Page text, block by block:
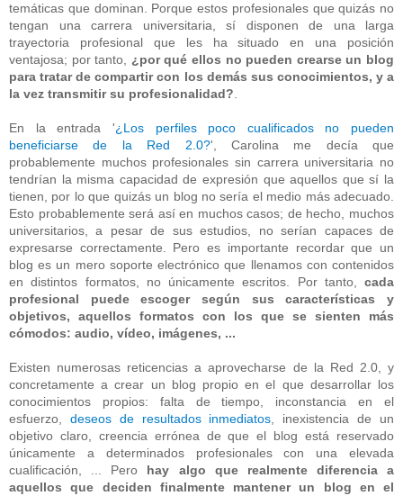
temáticas que dominan. Porque estos profesionales que quizás no
tengan una carrera universitaria, sí disponen de una larga
trayectoria profesional que les ha situado en una posición
ventajosa; por tanto, ¿por qué ellos no pueden crearse un blog
para tratar de compartir con los demás sus conocimientos, y a
la vez transmitir su profesionalidad?.
En la entrada '¿Los perfiles poco cualificados no pueden
beneficiarse de la Red 2.0?', Carolina me decía que
probablemente muchos profesionales sin carrera universitaria no
tendrían la misma capacidad de expresión que aquellos que sí la
tienen, por lo que quizás un blog no sería el medio más adecuado.
Esto probablemente será así en muchos casos; de hecho, muchos
universitarios, a pesar de sus estudios, no serían capaces de
expresarse correctamente. Pero es importante recordar que un
blog es un mero soporte electrónico que llenamos con contenidos
en distintos formatos, no únicamente escritos. Por tanto, cada
profesional puede escoger según sus características y
objetivos, aquellos formatos con los que se sienten más
cómodos: audio, vídeo, imágenes, ...
Existen numerosas reticencias a aprovecharse de la Red 2.0, y
concretamente a crear un blog propio en el que desarrollar los
conocimientos propios: falta de tiempo, inconstancia en el
esfuerzo, deseos de resultados inmediatos, inexistencia de un
objetivo claro, creencia errónea de que el blog está reservado
únicamente a determinados profesionales con una elevada
cualificación, ... Pero hay algo que realmente diferencia a
aquellos que deciden finalmente mantener un blog en el